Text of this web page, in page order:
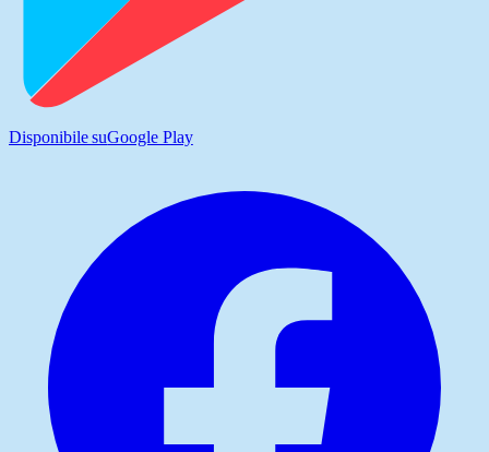
Disponibile suGoogle Play